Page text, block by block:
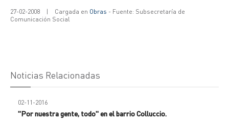
27-02-2008 | Cargada en Obras - Fuente: Subsecretaría de
Comunicación Social
Noticias Relacionadas
02-11-2016
"Por nuestra gente, todo" en el barrio Colluccio.